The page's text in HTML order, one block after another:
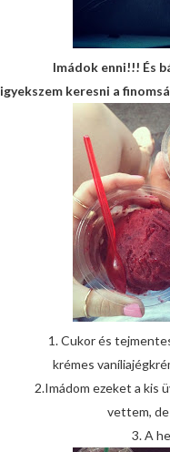
Imádok enni!!! És
igyekszem keresni a
1. Cukor és
krémes
2.Imádom ezeket a kis
vettem, de
3. A